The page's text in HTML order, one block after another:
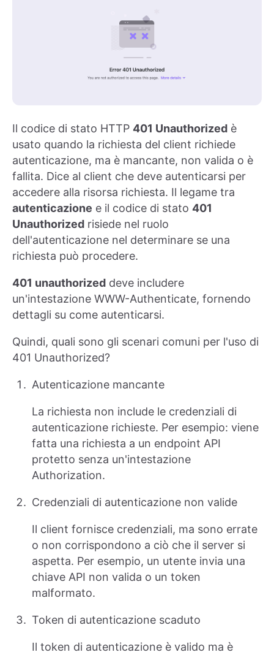
Il codice di stato HTTP 401 Unauthorized è
usato quando la richiesta del client richiede
autenticazione, ma è mancante, non valida o è
fallita. Dice al client che deve autenticarsi per
accedere alla risorsa richiesta. Il legame tra
autenticazione e il codice di stato 401
Unauthorized risiede nel ruolo
dell'autenticazione nel determinare se una
richiesta può procedere.
401 unauthorized deve includere
un'intestazione WWW-Authenticate, fornendo
dettagli su come autenticarsi.
Quindi, quali sono gli scenari comuni per l'uso di
401 Unauthorized?
Autenticazione mancante
La richiesta non include le credenziali di
autenticazione richieste. Per esempio: viene
fatta una richiesta a un endpoint API
protetto senza un'intestazione
Authorization.
Credenziali di autenticazione non valide
Il client fornisce credenziali, ma sono errate
o non corrispondono a ciò che il server si
aspetta. Per esempio, un utente invia una
chiave API non valida o un token
malformato.
Token di autenticazione scaduto
Il token di autenticazione è valido ma è